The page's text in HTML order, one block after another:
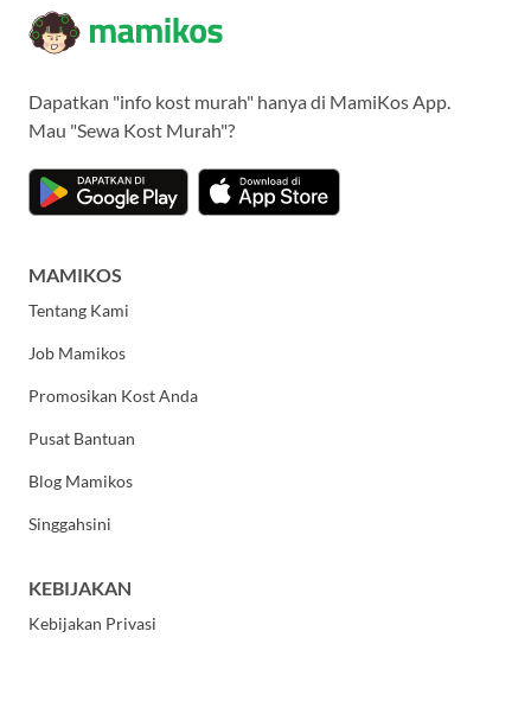
Dapatkan "info kost murah" hanya di MamiKos App.
Mau "Sewa Kost Murah"?
MAMIKOS
Tentang Kami
Job Mamikos
Promosikan Kost Anda
Pusat Bantuan
Blog Mamikos
Singgahsini
KEBIJAKAN
Kebijakan Privasi